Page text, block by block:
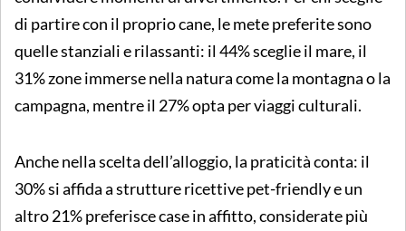
di partire con il proprio cane, le mete preferite sono
quelle stanziali e rilassanti: il 44% sceglie il mare, il
31% zone immerse nella natura come la montagna o la
campagna, mentre il 27% opta per viaggi culturali.
Anche nella scelta dell’alloggio, la praticità conta: il
30% si affida a strutture ricettive pet-friendly e un
altro 21% preferisce case in affitto, considerate più